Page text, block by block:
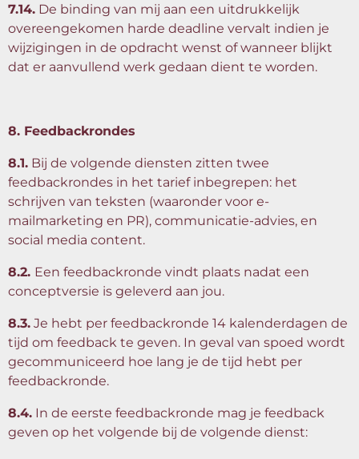
7.14. De binding van mij aan een uitdrukkelijk
overeengekomen harde deadline vervalt indien je
wijzigingen in de opdracht wenst of wanneer blijkt
dat er aanvullend werk gedaan dient te worden.
8. Feedbackrondes
8.1. Bij de volgende diensten zitten twee
feedbackrondes in het tarief inbegrepen: het
schrijven van teksten (waaronder voor e-
mailmarketing en PR), communicatie-advies, en
social media content.
8.2. Een feedbackronde vindt plaats nadat een
conceptversie is geleverd aan jou.
8.3. Je hebt per feedbackronde 14 kalenderdagen de
tijd om feedback te geven. In geval van spoed wordt
gecommuniceerd hoe lang je de tijd hebt per
feedbackronde.
8.4. In de eerste feedbackronde mag je feedback
geven op het volgende bij de volgende dienst: